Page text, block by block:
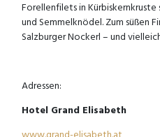
Forellenfilets in
und Semmelknödel. Zum süßen
Salzburger Nockerl – und
Adressen:
Hotel Grand Elisabeth